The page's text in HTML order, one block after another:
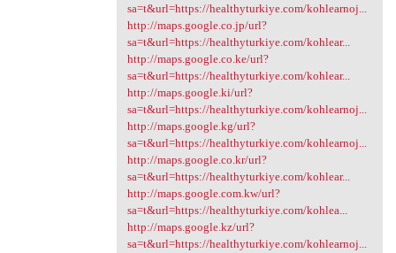
sa=t&url=https://healthyturkiye.com/kohlearnoj...
http://maps.google.co.jp/url?
sa=t&url=https://healthyturkiye.com/kohlear...
http://maps.google.co.ke/url?
sa=t&url=https://healthyturkiye.com/kohlear...
http://maps.google.ki/url?
sa=t&url=https://healthyturkiye.com/kohlearnoj...
http://maps.google.kg/url?
sa=t&url=https://healthyturkiye.com/kohlearnoj...
http://maps.google.co.kr/url?
sa=t&url=https://healthyturkiye.com/kohlear...
http://maps.google.com.kw/url?
sa=t&url=https://healthyturkiye.com/kohlea...
http://maps.google.kz/url?
sa=t&url=https://healthyturkiye.com/kohlearnoj...